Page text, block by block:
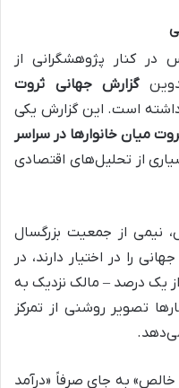
در کنار پژوهشگرانی از
گزارش جهانی ثروت
است. این گزارش یکی
میان خانوارها در سراسر
از تحلیل‌های اقتصادی
نیمی از جمعیت بزرگسال
را در اختیار دارند، در
یک درصد – مالک نزدیک به
تصویر روشنی از تمرکز
خالص» به جای صرفاً «درآمد